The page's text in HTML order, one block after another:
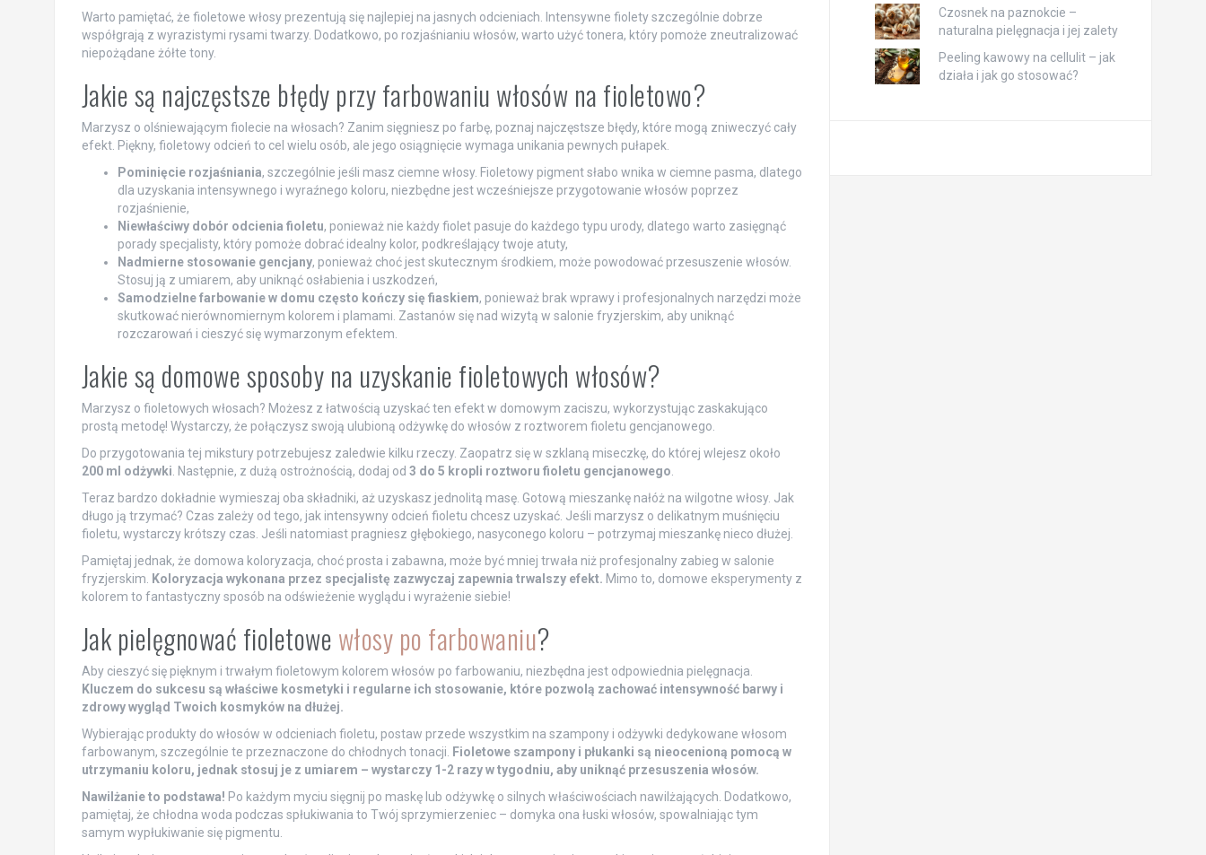
Warto pamiętać, że fioletowe włosy prezentują się najlepiej na jasnych odcieniach. Intensywne fiolety szczególnie dobrze
współgrają z wyrazistymi rysami twarzy. Dodatkowo, po rozjaśnianiu włosów, warto użyć tonera, który pomoże zneutralizować
niepożądane żółte tony.
Jakie są najczęstsze błędy przy farbowaniu włosów na fioletowo?
Marzysz o olśniewającym fiolecie na włosach? Zanim sięgniesz po farbę, poznaj najczęstsze błędy, które mogą zniweczyć cały
efekt. Piękny, fioletowy odcień to cel wielu osób, ale jego osiągnięcie wymaga unikania pewnych pułapek.
Pominięcie rozjaśniania, szczególnie jeśli masz ciemne włosy. Fioletowy pigment słabo wnika w ciemne pasma, dlatego
dla uzyskania intensywnego i wyraźnego koloru, niezbędne jest wcześniejsze przygotowanie włosów poprzez
rozjaśnienie,
Niewłaściwy dobór odcienia fioletu, ponieważ nie każdy fiolet pasuje do każdego typu urody, dlatego warto zasięgnąć
porady specjalisty, który pomoże dobrać idealny kolor, podkreślający twoje atuty,
Nadmierne stosowanie gencjany, ponieważ choć jest skutecznym środkiem, może powodować przesuszenie włosów.
Stosuj ją z umiarem, aby uniknąć osłabienia i uszkodzeń,
Samodzielne farbowanie w domu często kończy się fiaskiem, ponieważ brak wprawy i profesjonalnych narzędzi może
skutkować nierównomiernym kolorem i plamami. Zastanów się nad wizytą w salonie fryzjerskim, aby uniknąć
rozczarowań i cieszyć się wymarzonym efektem.
Jakie są domowe sposoby na uzyskanie fioletowych włosów?
Marzysz o fioletowych włosach? Możesz z łatwością uzyskać ten efekt w domowym zaciszu, wykorzystując zaskakująco
prostą metodę! Wystarczy, że połączysz swoją ulubioną odżywkę do włosów z roztworem fioletu gencjanowego.
Do przygotowania tej mikstury potrzebujesz zaledwie kilku rzeczy. Zaopatrz się w szklaną miseczkę, do której wlejesz około
200 ml odżywki . Następnie, z dużą ostrożnością, dodaj od 3 do 5 kropli roztworu fioletu gencjanowego
Teraz bardzo dokładnie wymieszaj oba składniki, aż uzyskasz jednolitą masę. Gotową mieszankę nałóż na wilgotne włosy. Jak
długo ją trzymać? Czas zależy od tego, jak intensywny odcień fioletu chcesz uzyskać. Jeśli marzysz o delikatnym muśnięciu
fioletu, wystarczy krótszy czas. Jeśli natomiast pragniesz głębokiego, nasyconego koloru – potrzymaj mieszankę nieco dłużej.
Pamiętaj jednak, że domowa koloryzacja, choć prosta i zabawna, może być mniej trwała niż profesjonalny zabieg w salonie
fryzjerskim.
Koloryzacja wykonana przez specjalistę zazwyczaj zapewnia trwalszy efekt. Mimo to, domowe eksperymenty z
kolorem to fantastyczny sposób na odświeżenie wyglądu i wyrażenie siebie!
Jak pielęgnować fioletowe włosy po farbowaniu?
Aby cieszyć się pięknym i trwałym fioletowym kolorem włosów po farbowaniu, niezbędna jest odpowiednia pielęgnacja.
Kluczem do sukcesu są właściwe kosmetyki i regularne ich stosowanie, które pozwolą zachować intensywność barwy i
zdrowy wygląd Twoich kosmyków na dłużej.
Wybierając produkty do włosów w odcieniach fioletu, postaw przede wszystkim na szampony i odżywki dedykowane włosom
farbowanym, szczególnie te przeznaczone do chłodnych tonacji.
Fioletowe szampony i płukanki są nieocenioną pomocą w
utrzymaniu koloru, jednak stosuj je z umiarem – wystarczy 1-2 razy w tygodniu, aby uniknąć przesuszenia włosów.
Nawilżanie to podstawa! Po każdym myciu sięgnij po maskę lub odżywkę o silnych właściwościach nawilżających. Dodatkowo,
pamiętaj, że chłodna woda podczas spłukiwania to Twój sprzymierzeniec – domyka ona łuski włosów, spowalniając tym
samym wypłukiwanie się pigmentu.
Czosnek na paznokcie –
naturalna pielęgnacja i jej zalety
Peeling kawowy na cellulit – jak
działa i jak go stosować?